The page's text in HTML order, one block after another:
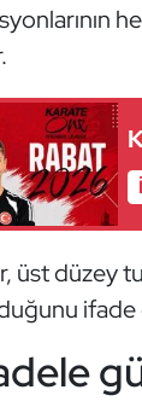
üst düzey